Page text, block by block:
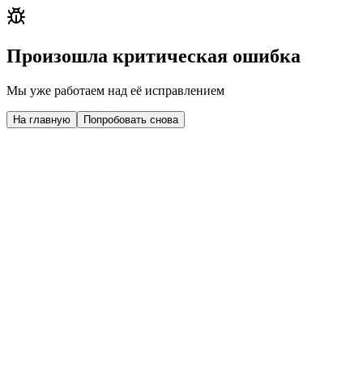
Произошла критическая ошибка
Мы уже работаем над её исправлением
На главную Попробовать снова